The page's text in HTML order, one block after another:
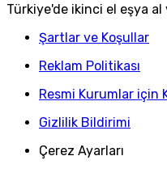
Türkiye'de ikinci el eşya
Şartlar ve Koşullar
Reklam Politikası
Resmi Kurumlar için
Gizlilik Bildirimi
Çerez Ayarları